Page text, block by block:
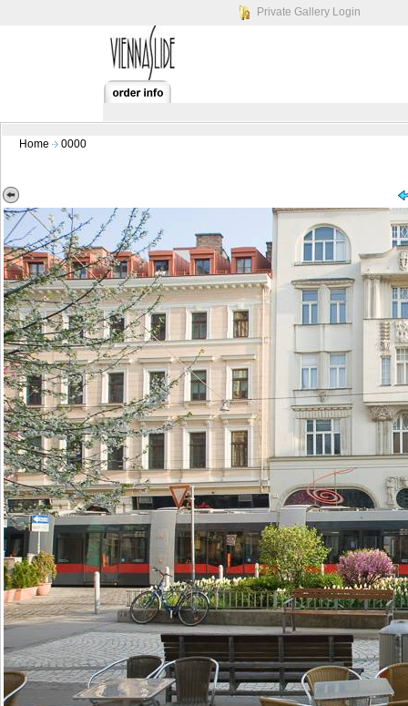
Private Gallery Login
Home 0000